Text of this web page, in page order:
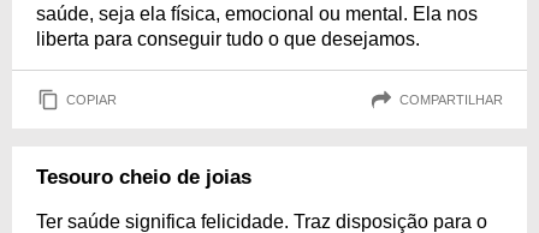
saúde, seja ela física, emocional ou mental. Ela nos
liberta para conseguir tudo o que desejamos.
COPIAR COMPARTILHAR
Tesouro cheio de joias
Ter saúde significa felicidade. Traz disposição para o